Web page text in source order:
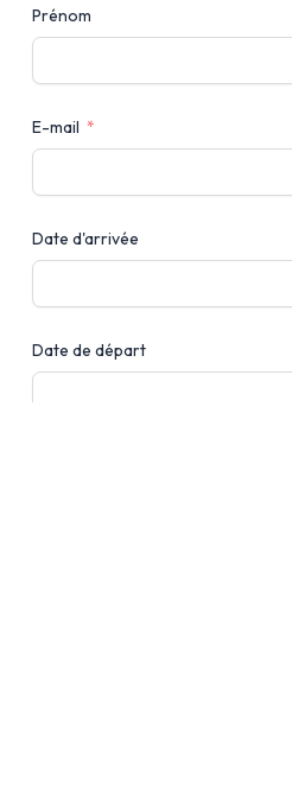
Prénom
E-mail
Date d'arrivée
Date de départ